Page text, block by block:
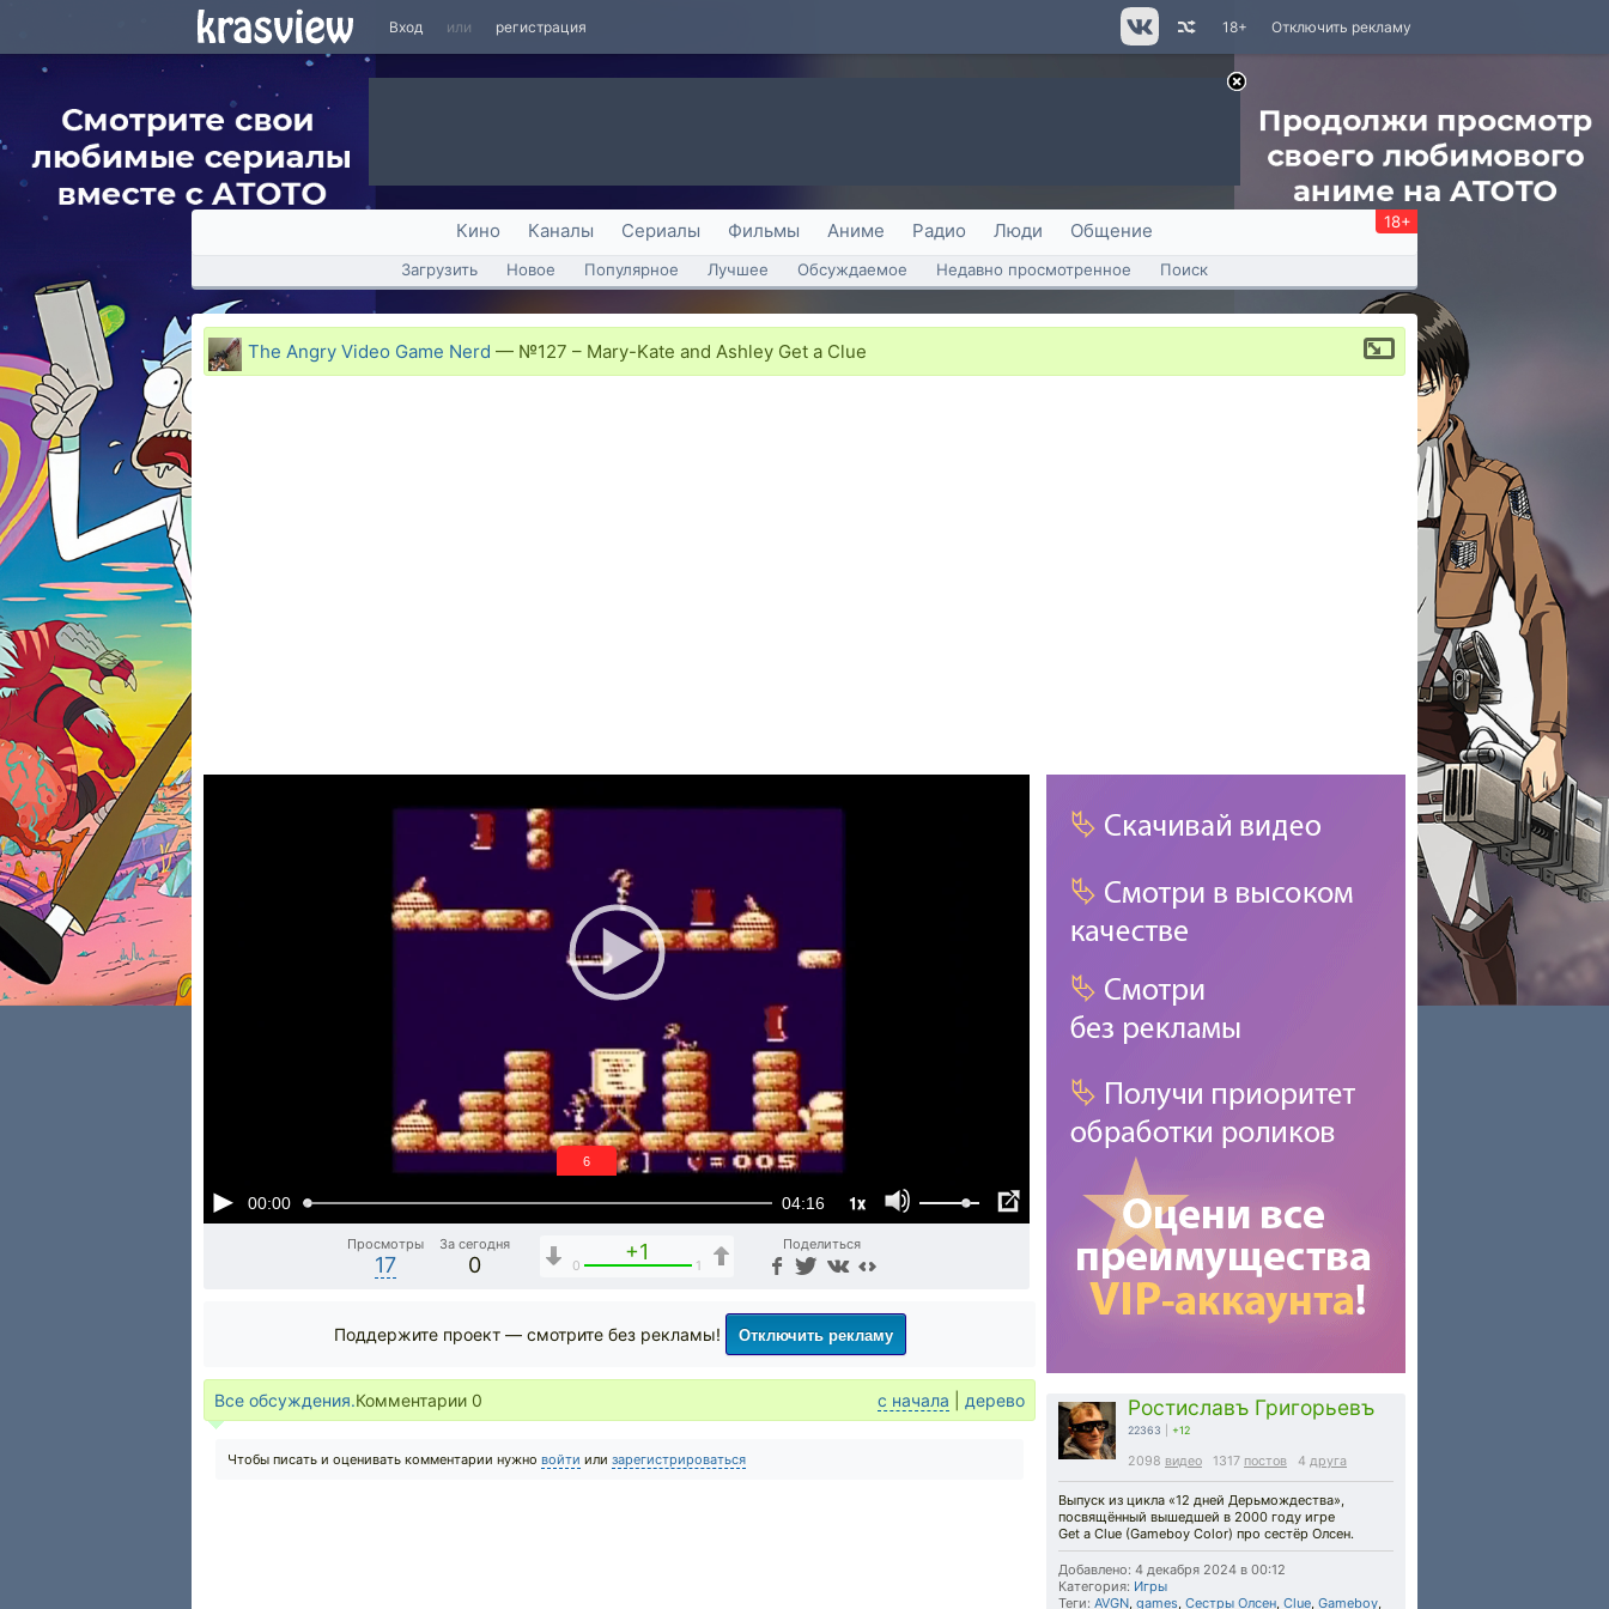
Вход или регистрация Отключить рекламу
18+
Кино Каналы Сериалы Фильмы Аниме Радио Люди Общение 18+
Загрузить Новое Популярное Лучшее Обсуждаемое Недавно просмотренное Поиск
The Angry Video Game Nerd — №127 – Mary-Kate and Ashley Get a Clue
00:00 04:16 1x
5
Просмотры
17
За сегодня
0
+1
0 1
Поделиться
Ростиславъ Григорьевъ
22363 +12
2098 видео 1317 постов 4 друга
Выпуск из цикла «12 дней Дерьмождества»,
посвящённый вышедшей в 2000 году игре
Get a Clue (Gameboy Color) про сестёр Олсен.
Добавлено: 4 декабря 2024 в 00:12
Категория: Игры
Теги: AVGN, games, Сестры Олсен, Clue, Gameboy,
Поддержите проект — смотрите без рекламы! Отключить рекламу
Все обсуждения.Комментарии 0 с начала дерево
Чтобы писать и оценивать комментарии нужно войти или зарегистрироваться